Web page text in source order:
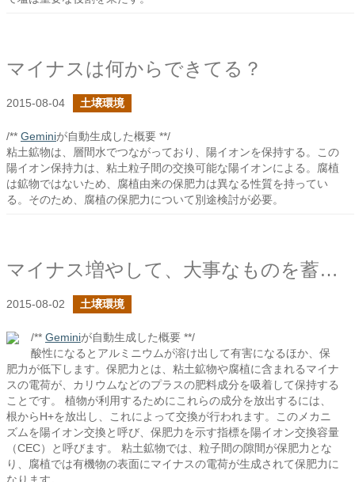
マイナスは何からできてる？
2015-08-04 土壌環境
/** Geminiが自動生成した概要 **/
粘土鉱物は、層間水でつながっており、陽イオンを保持する。この
陽イオン保持力は、粘土粒子間の交換可能な陽イオンによる。腐植
は鉱物ではないため、腐植由来の保肥力は異なる性質を持ってい
る。そのため、腐植の保肥力について別途検討が必要。
マイナス増やして、大事なものを蓄えろ
2015-08-02 土壌環境
/** Geminiが自動生成した概要 **/
酸性になるとアルミニウムが溶け出して有害になるほか、保
肥力が低下します。保肥力とは、粘土鉱物や腐植に含まれるマイナ
スの電荷が、カリウムなどのプラスの肥料成分を吸着して保持する
ことです。 植物が利用するためにこれらの成分を放出するには、
根からH+を放出し、これによって交換が行われます。このメカニ
ズムを陽イオン交換と呼び、保肥力を示す指標を陽イオン交換容量
（CEC）と呼びます。 粘土鉱物では、粒子間の隙間が保肥力とな
り、腐植では有機物の表面にマイナスの電荷が生成されて保肥力に